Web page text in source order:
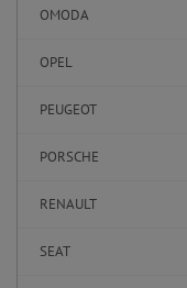
OMODA
OPEL
PEUGEOT
PORSCHE
RENAULT
SEAT